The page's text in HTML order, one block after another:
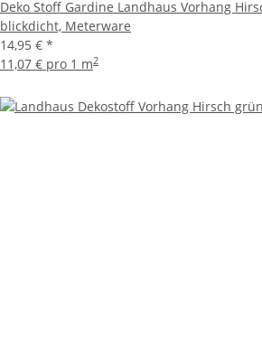
Deko Stoff Gardine Landhaus Vorhang
blickdicht, Meterware
14,95 € *
11,07 € pro 1 m2